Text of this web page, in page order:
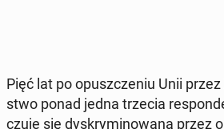
Pięć lat po opusz­cze­niu Unii
stwo ponad jedna trzecia
czuje się dys­kry­mi­no­wa­na przez